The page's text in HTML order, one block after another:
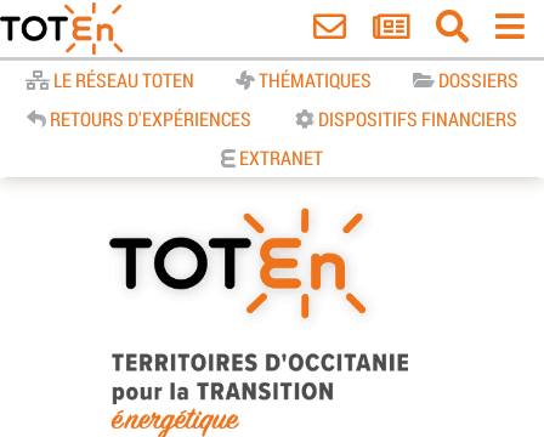
LE RÉSEAU TOTEN THÉMATIQUES
DOSSIERS
RETOURS D'EXPÉRIENCES
DISPOSITIFS FINANCIERS
EXTRANET